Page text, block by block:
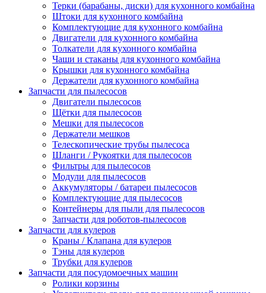
Терки (барабаны, диски) для кухонного комбайна
Штоки для кухонного комбайна
Комплектующие для кухонного комбайна
Двигатели для кухонного комбайна
Толкатели для кухонного комбайна
Чаши и стаканы для кухонного комбайна
Крышки для кухонного комбайна
Держатели для кухонного комбайна
Запчасти для пылесосов
Двигатели пылесосов
Щётки для пылесосов
Мешки для пылесосов
Держатели мешков
Телескопические трубы пылесоса
Шланги / Рукоятки для пылесосов
Фильтры для пылесосов
Модули для пылесосов
Аккумуляторы / батареи пылесосов
Комплектующие для пылесосов
Контейнеры для пыли для пылесосов
Запчасти для роботов-пылесосов
Запчасти для кулеров
Краны / Клапана для кулеров
Тэны для кулеров
Трубки для кулеров
Запчасти для посудомоечных машин
Ролики корзины